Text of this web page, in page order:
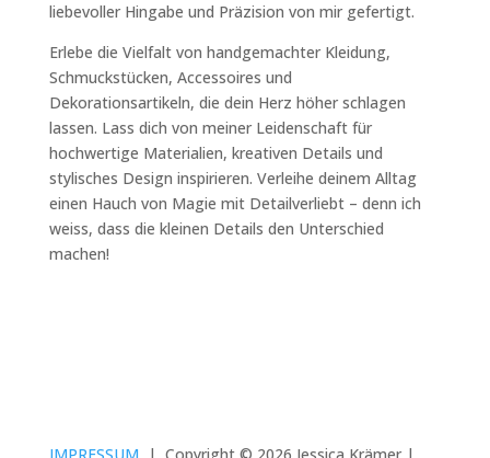
liebevoller Hingabe und Präzision von mir gefertigt.
Erlebe die Vielfalt von handgemachter Kleidung,
Schmuckstücken, Accessoires und
Dekorationsartikeln, die dein Herz höher schlagen
lassen. Lass dich von meiner Leidenschaft für
hochwertige Materialien, kreativen Details und
stylisches Design inspirieren. Verleihe deinem Alltag
einen Hauch von Magie mit Detailverliebt – denn ich
weiss, dass die kleinen Details den Unterschied
machen!